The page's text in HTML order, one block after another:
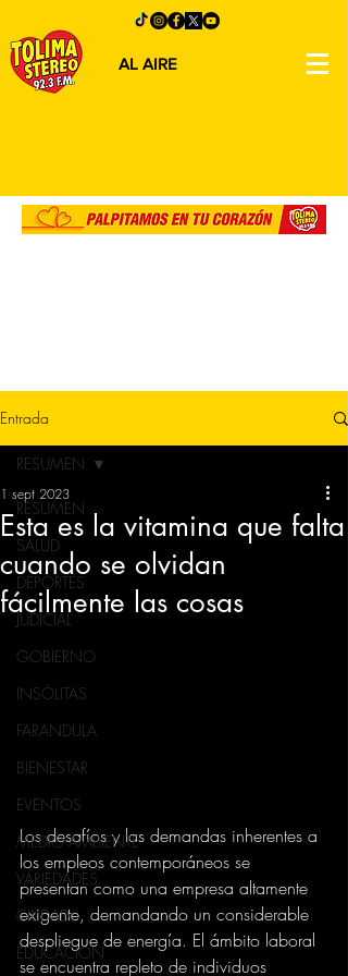
AL AIRE
Entrada
RESUMEN
SALUD
DEPORTES
JUDICIAL
GOBIERNO
INSÓLITAS
FARANDULA
BIENESTAR
EVENTOS
MEDIO AMBIENTE
VARIEDADES
CIUDAD
EDUCACION
RESUMEN
Esta es la vitamina que falta
cuando se olvidan
fácilmente las cosas
1 sept 2023
Los desafíos y las demandas inherentes a
los empleos contemporáneos se
presentan como una empresa altamente
exigente, demandando un considerable
despliegue de energía. El ámbito laboral
se encuentra repleto de individuos